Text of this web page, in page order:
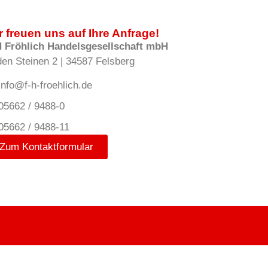
freuen uns auf Ihre Anfrage!
Fröhlich Handelsgesellschaft mbH
Steinen 2 | 34587 Felsberg
h-froehlich.de
/ 9488-0
/ 9488-11
Zum Kontaktformular